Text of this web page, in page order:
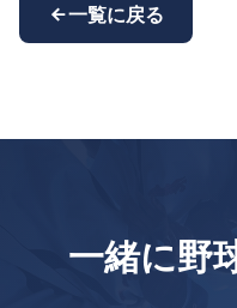
一覧に戻る
一緒に野